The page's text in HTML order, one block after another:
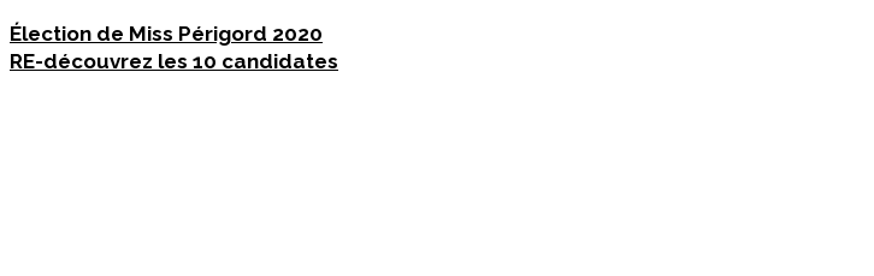
Élection de Miss Périgord 2020
RE-découvrez les 10 candidates